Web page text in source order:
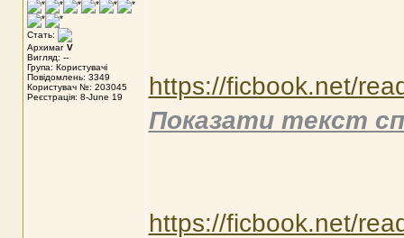
Стать:
Архимаг V
Вигляд: --
Група: Користувачі
Повідомлень: 3349
Користувач №: 203045
Реєстрація: 8-June 19
https://ficbook.net/
Показати текст
https://ficbook.net/